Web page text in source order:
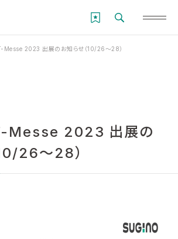
T-Messe 2023 出展のお知らせ（10/26～28）
T-Messe 2023 出展の
26～28）